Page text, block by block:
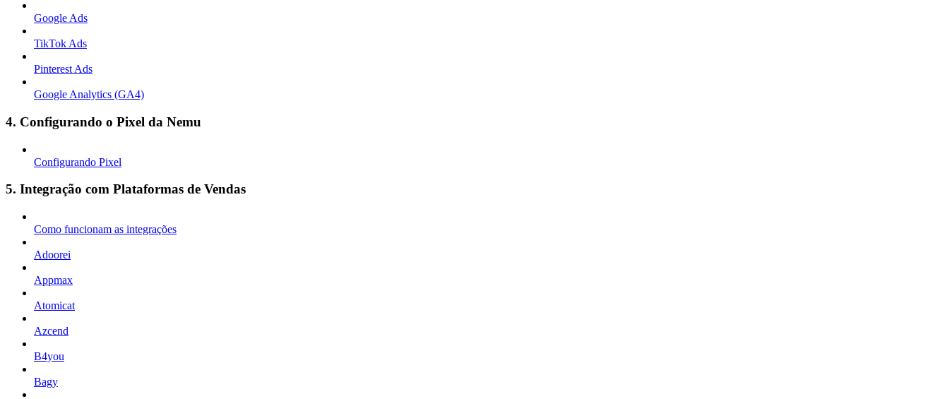
Google Ads
TikTok Ads
Pinterest Ads
Google Analytics (GA4)
4. Configurando o Pixel da Nemu
Configurando Pixel
5. Integração com Plataformas de Vendas
Como funcionam as integrações
Adoorei
Appmax
Atomicat
Azcend
B4you
Bagy